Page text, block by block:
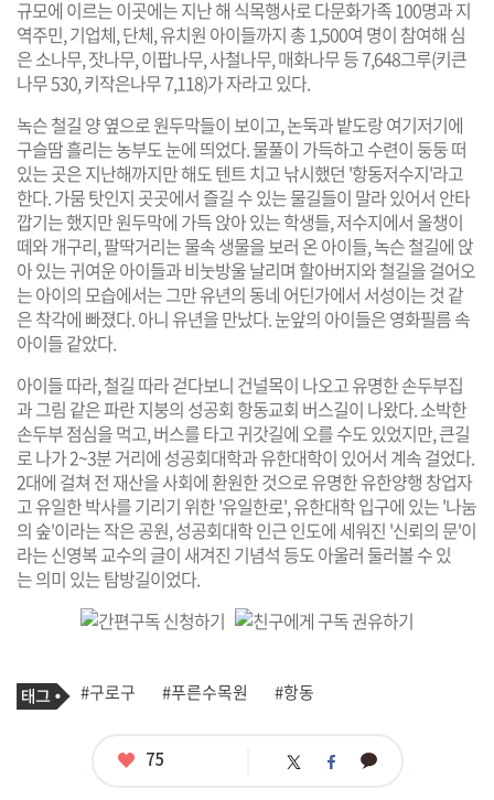
규모에 이르는 이곳에는 지난 해 식목행사로 다문화가족 100명과 지
역주민, 기업체, 단체, 유치원 아이들까지 총 1,500여 명이 참여해 심
은 소나무, 잣나무, 이팝나무, 사철나무, 매화나무 등 7,648그루(키큰
나무 530, 키작은나무 7,118)가 자라고 있다.
녹슨 철길 양 옆으로 원두막들이 보이고, 논둑과 밭도랑 여기저기에
구슬땀 흘리는 농부도 눈에 띄었다. 물풀이 가득하고 수련이 둥둥 떠
있는 곳은 지난해까지만 해도 텐트 치고 낚시했던 '항동저수지'라고
한다. 가뭄 탓인지 곳곳에서 즐길 수 있는 물길들이 말라 있어서 안타
깝기는 했지만 원두막에 가득 앉아 있는 학생들, 저수지에서 올챙이
떼와 개구리, 팔딱거리는 물속 생물을 보러 온 아이들, 녹슨 철길에 앉
아 있는 귀여운 아이들과 비눗방울 날리며 할아버지와 철길을 걸어오
는 아이의 모습에서는 그만 유년의 동네 어딘가에서 서성이는 것 같
은 착각에 빠졌다. 아니 유년을 만났다. 눈앞의 아이들은 영화필름 속
아이들 같았다.
아이들 따라, 철길 따라 걷다보니 건널목이 나오고 유명한 손두부집
과 그림 같은 파란 지붕의 성공회 항동교회 버스길이 나왔다.소박한
손두부 점심을 먹고, 버스를 타고 귀갓길에 오를 수도 있었지만, 큰길
로 나가 2~3분 거리에 성공회대학과 유한대학이 있어서 계속 걸었다.
2대에 걸쳐 전 재산을 사회에 환원한 것으로 유명한 유한양행 창업자
고 유일한 박사를 기리기 위한 '유일한로', 유한대학 입구에 있는 '나눔
의 숲'이라는 작은 공원, 성공회대학 인근 인도에 세워진 '신뢰의 문'이
라는 신영복 교수의 글이 새겨진 기념석 등도 아울러 둘러볼 수 있
는 의미 있는 탐방길이었다.
기
사
태
그
#구로구 #푸른수목원 #항동
좋
75 트 페 카